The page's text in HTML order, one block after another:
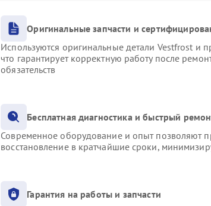
Оригинальные запчасти и
Используются оригинальные детали Vestfrost
что гарантирует корректную работу после
обязательств
Бесплатная диагностика и быстрый
Современное оборудование и опыт позволяют
восстановление в кратчайшие сроки,
Гарантия на работы и запчасти